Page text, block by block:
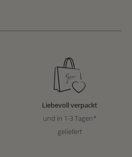
Liebevoll verpackt
und in 1-3 Tagen*
geliefert